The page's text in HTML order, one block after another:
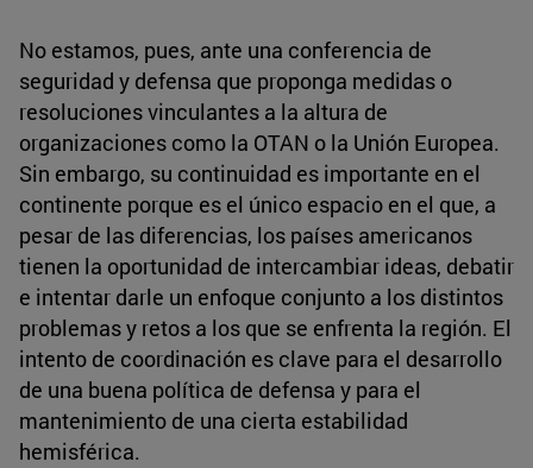
No estamos, pues, ante una conferencia de
seguridad y defensa que proponga medidas o
resoluciones vinculantes a la altura de
organizaciones como la OTAN o la Unión Europea.
Sin embargo, su continuidad es importante en el
continente porque es el único espacio en el que, a
pesar de las diferencias, los países americanos
tienen la oportunidad de intercambiar ideas, debatir
e intentar darle un enfoque conjunto a los distintos
problemas y retos a los que se enfrenta la región. El
intento de coordinación es clave para el desarrollo
de una buena política de defensa y para el
mantenimiento de una cierta estabilidad
hemisférica.